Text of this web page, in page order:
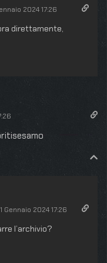
2024 17:26
direttamente,
Gennaio 2024 17:26
l’archivio?